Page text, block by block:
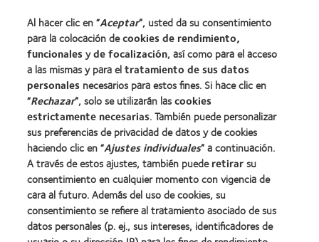
Usuario experimentado
Blog
Sobre nosotros
Carreras
Noticias
Contacto
Legal
Política de privacidad
Al hacer clic en “Aceptar”, usted da su consentimiento
para la colocación decookies de rendimiento,
funcionalesyde focalización, así como para el acceso
a las mismas y para eltratamiento de sus datos
personales necesarios para estos fines. Si hace clic en
“Rechazar”, solo se utilizarán lascookies
estrictamente necesarias. También puede personalizar
sus preferencias de privacidad de datos y de cookies
haciendo clic en “Ajustes individuales” a continuación.
A través de estos ajustes, también puederetirarsu
consentimiento en cualquier momento con vigencia de
cara al futuro. Además del uso de cookies, su
consentimiento se refiere al tratamiento asociado de sus
datos personales (p. ej., sus intereses, identificadores de